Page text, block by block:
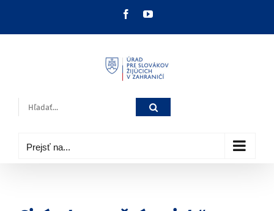
FacebookYouTube
Hľadať:
Prejsť na...